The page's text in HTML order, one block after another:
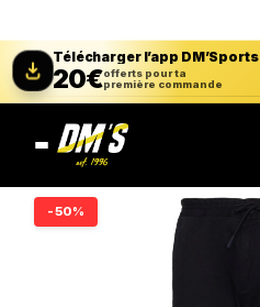
Télécharger l’app DM’Sports
20€offerts pour ta
première commande
-50%